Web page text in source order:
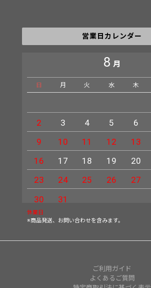
営業日カレンダー
8 月
日 月 火 水 木
2
3 4 5 6
9
10 11 12 13
16
17 18 19 20
23
24 25 26 27
30
31
休業日
※商品発送、お問い合わせを含みます。
ご利用ガイド
よくあるご質問